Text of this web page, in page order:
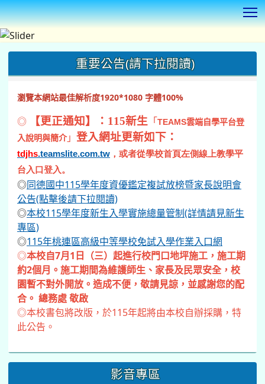
重要公告(請下拉閱讀)
瀏覽本網站最佳解析度1920*1080 字體100%
◎ 【更正通知】：115新生 「 TEAMS雲端自學平台登
入說明與簡介」 登入網址更新如下：
tdjhs.teamslite.com.tw ，或者從學校首頁左側線上教學平
台入口登入。
◎同德國中115學年度資優鑑定複試放榜暨家長說明會
公告(點擊後請下拉閱讀)
◎本校115學年度新生入學實施總量管制(詳情請見新生
專區)
◎115年桃連區高級中等學校免試入學作業入口網
◎本校自7月1日（三）起進行校門口地坪施工，施工期
約2個月。施工期間為維護師生、家長及民眾安全，校
園暫不對外開放。造成不便，敬請見諒，並感謝您的配
合。 總務處 敬啟
◎本校書包將改版，於115年起將由本校自辦採購，特
此公告。
影音專區